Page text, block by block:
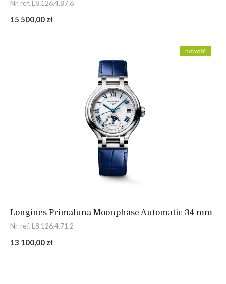
Nr. ref. L8.126.4.87.6
15 500,00 zł
Longines Primaluna Moonphase Automatic 34 mm
Nr. ref. L8.126.4.71.2
13 100,00 zł
nowość